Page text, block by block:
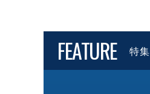
FEATURE 特集